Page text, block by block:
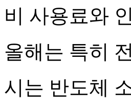
비 사용료와
올해는 특히
시는 반도체